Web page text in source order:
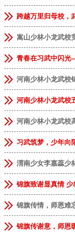
跨越万里归母校，
嵩山少林小龙武
青春在习武中闪
河南少林小龙武校
河南少林小龙武校
河南少林小龙武校
习武筑梦，少年向
渭南少女李嘉蕊少
锦旗致谢显真情
锦旗传情，师恩难
锦旗传谢意，师
恭贺 安
恭贺 河